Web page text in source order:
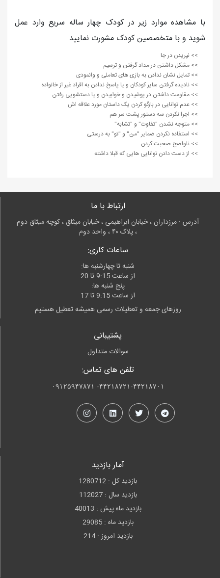
با مشاهده موارد زیر در کودک چهار ساله سریع وارد عمل
شوید و با متخصصین کودک مشورت نمایید
>> نپریدن در جا
>> مشکل داشتن در مداد گرفتن و ترسیم
>> تمایل نشان ندادن به بازی های تعاملی و وانمودی
>> نادیده گرفتن سایر کودکان و یا پاسخ ندادن به افراد غیر از خانواده
>> مقاومت داشتن در پوشیدن و خوابیدن و یا دستشویی رفتن
>> عدم توانایی در بازگو کردن یک داستان مورد علاقه اش
>> اجرا نکردن سه دستور پشت سر هم
>> متوجه نشدن "تفاوت" و "تشابه"
>> استفاده نکردن ضمایر "من" و "تو" به درستی
>> ناواضح صحبت کردن
>> از دست دادن توانایی هایی که قبلا داشته
ارتباط با ما
آدرس : مرزداران ، خیابان ابراهیمی ، خیابان میثاق ، کوچه میثاق دوم
، پلاک ۴۰ ، واحد دوم
ساعات کاری:
شنبه تا چهارشنبه ها:
از ساعت 9:15 تا 20
پنج شنبه ها:
از ساعت 9:15 تا 17
روزهای جمعه و تعطیلات رسمی همیشه تعطیل هستیم
پشتیبانی
سوالات متداول
تلفن های تماس:
۴۴۲۱۸۷۲۱-۴۴۲۱۸۷۰۱- ۰۹۱۲۵۹۴۷۸۷۱
آمار بازدید
بازدید کل : 1280712
بازدید سال : 112027
بازدید ماه پیش : 40013
بازدید ماه : 29085
بازدید امروز : 214